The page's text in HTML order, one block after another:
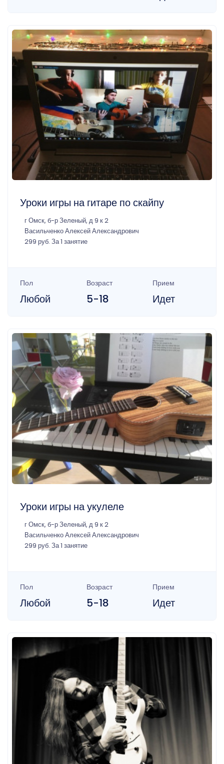
Уроки игры на гитаре по скайпу
г Омск, б-р Зеленый, д 9 к 2
Васильченко Алексей Александрович
299 руб. За 1 занятие
Пол
Любой
Возраст
5-18
Прием
Идет
Уроки игры на укулеле
г Омск, б-р Зеленый, д 9 к 2
Васильченко Алексей Александрович
299 руб. За 1 занятие
Пол
Любой
Возраст
5-18
Прием
Идет